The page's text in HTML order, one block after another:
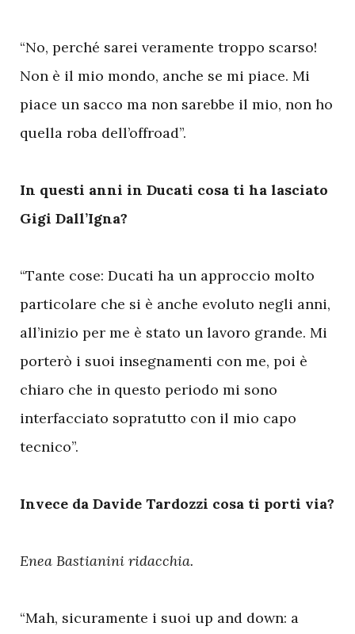
“No, perché sarei veramente troppo scarso!
Non è il mio mondo, anche se mi piace. Mi
piace un sacco ma non sarebbe il mio, non ho
quella roba dell’offroad”.
In questi anni in Ducati cosa ti ha lasciato
Gigi Dall’Igna?
“Tante cose: Ducati ha un approccio molto
particolare che si è anche evoluto negli anni,
all’inizio per me è stato un lavoro grande. Mi
porterò i suoi insegnamenti con me, poi è
chiaro che in questo periodo mi sono
interfacciato sopratutto con il mio capo
tecnico”.
Invece da Davide Tardozzi cosa ti porti via?
Enea Bastianini ridacchia.
“Mah, sicuramente i suoi up and down: a